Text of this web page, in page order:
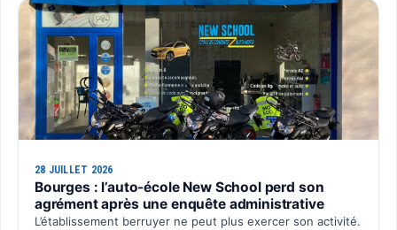
28 JUILLET 2026
Bourges : l’auto-école New School perd son
agrément après une enquête administrative
L’établissement berruyer ne peut plus exercer son activité.